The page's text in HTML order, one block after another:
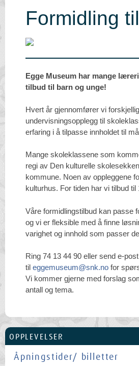
Formidling
Egge Museum har mange
tilbud til barn og unge!
Hvert år gjennomfører vi
undervisningsopplegg til
erfaring i å tilpasse innholdet til
Mange skoleklassene som
regi av Den kulturelle
kommune. Noen av oppleggene
kulturhus. For tiden har vi tilbud til
Våre formidlingstilbud kan passe
og vi er fleksible med å finne
varighet og innhold som passer
Ring 74 13 44 90 eller send e-post
til eggemuseum@snk.no for
Vi kommer gjerne med forslag
antall og tema.
OPPLEVELSER
Åpningstider/ billetter